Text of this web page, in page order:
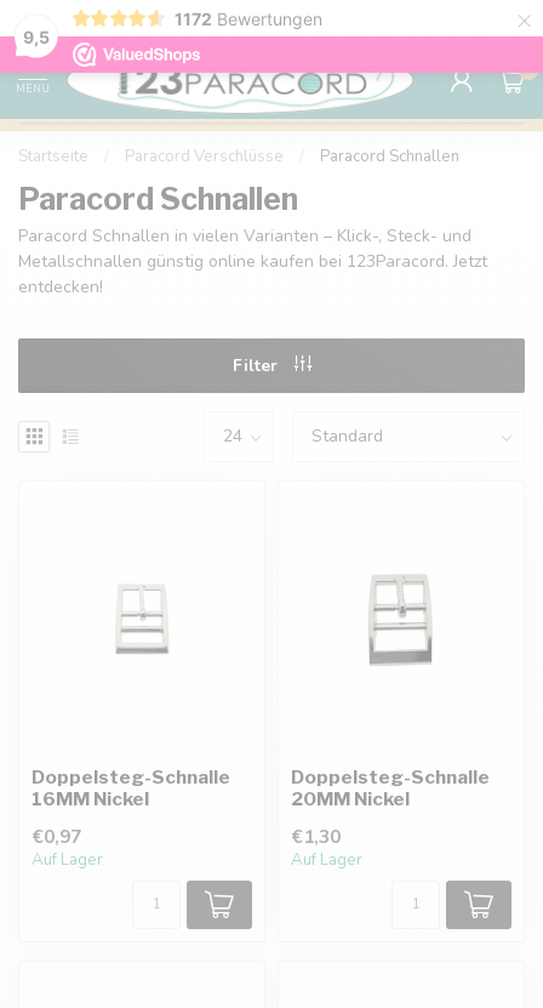
9,5
1172 Bewertungen ×
Kostenlose Lieferung nach Hause ab 150 €
MENU
0
Startseite Paracord Verschlüsse Paracord Schnallen
Paracord Schnallen
Paracord Schnallen in vielen Varianten – Klick-, Steck- und
Metallschnallen günstig online kaufen bei 123Paracord. Jetzt
entdecken!
Filter
Doppelsteg-Schnalle
16MM Nickel
€0,97
Auf Lager
Doppelsteg-Schnalle
20MM Nickel
€1,30
Auf Lager